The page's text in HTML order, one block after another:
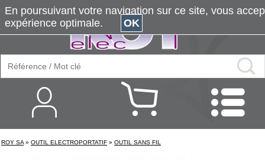
ROY SA » OUTIL ELECTROPORTATIF » OUTIL SANS FIL
En poursuivant votre navigation sur ce site, vous
expérience optimale.
OK